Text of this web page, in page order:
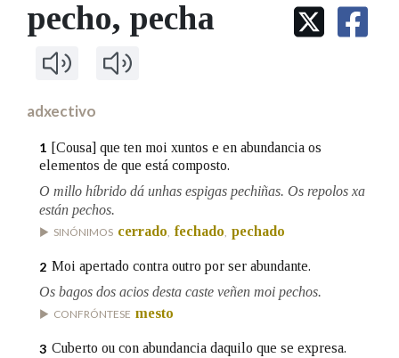
IDENTIDADE CORPORATIVA
MARCIAL DEL ADALID
FIGURAS HOMENAXEADAS
Facebook
TwitterYoutubeInstagram
Bluesky
BUSCAR NOS LEMAS
Comeza por
Contén
BUSCAR NO CONTIDO
Nas definicións
pecho, pecha
adxectivo
1 [Cousa] que ten moi xuntos e en abundancia os
elementos de que está composto.
O millo híbrido dá unhas espigas pechiñas. Os repolos xa
están pechos.
SINÓNIMOS cerrado fechado pechado
2 Moi apertado contra outro por ser abundante.
Os bagos dos acios desta caste veñen moi pechos.
CONFRÓNTESE mesto
3 Cuberto ou con abundancia daquilo que se expresa.